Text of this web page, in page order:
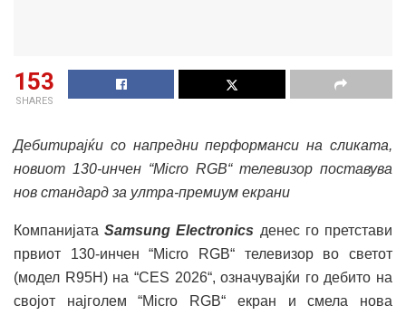
153
SHARES
Дебитирајќи со напредни перформанси на сликата,
новиот 130-инчен “Micro RGB“ телевизор поставува
нов стандард за ултра-премиум екрани
КомпанијатаSamsung Electronics денес го претстави
првиот 130-инчен “Micro RGB“ телевизор во светот
(модел R95H) на “CES 2026“, означувајќи го дебито на
својот најголем “Micro RGB“ екран и смела нова